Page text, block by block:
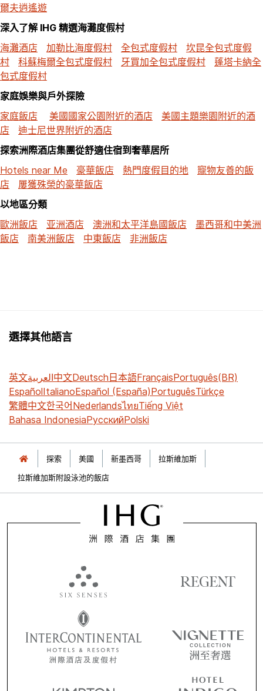
爾夫逍遙遊
深入了解 IHG 精選海灘度假村
海灘酒店
加勒比海度假村 全包式度假村
坎昆全包式度假
村
科蘇梅爾全包式度假村 牙買加全包式度假村
蓬塔卡納全
包式度假村
家庭娛樂與戶外探險
家庭飯店
美國國家公園附近的酒店
美國主題樂園附近的酒
店
迪士尼世界附近的酒店
探索洲際酒店集團從舒適住宿到奢華居所
Hotels near Me
豪華飯店 熱門度假目的地
寵物友善的飯
店
屢獲殊榮的豪華飯店
以地區分類
歐洲飯店
亚洲酒店 澳洲和太平洋島國飯店
墨西哥和中美洲
飯店
南美洲飯店 中東飯店 非洲飯店
選擇其他語言
英文العربية中文Deutsch日本語FrançaisPortuguês(BR)
EspañolItalianoEspañol (España)PortuguêsTürkçe
繁體中文한국어NederlandsไทยTiếng Việt
Bahasa IndonesiaРусскийPolski
探索 美國 新墨西哥
拉斯維加斯
拉斯維加斯附設泳池的飯店